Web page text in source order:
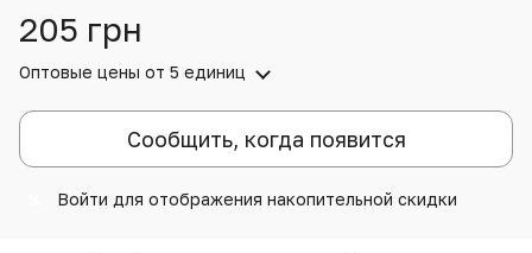
205 грн
Оптовые цены от 5 единиц
Сообщить, когда появится
Войти для отображения накопительной скидки